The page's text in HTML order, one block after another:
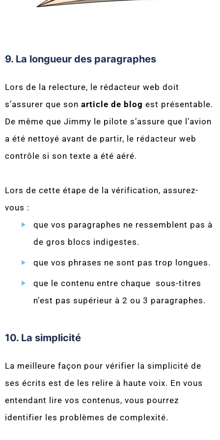
9. La longueur des paragraphes
Lors de la relecture, le rédacteur web doit
s’assurer que son article de blog est présentable.
De même que Jimmy le pilote s’assure que l’avion
a été nettoyé avant de partir, le rédacteur web
contrôle si son texte a été aéré.
Lors de cette étape de la vérification, assurez-
vous :
que vos paragraphes ne ressemblent pas à
de gros blocs indigestes.
que vos phrases ne sont pas trop longues.
que le contenu entre chaque sous-titres
n’est pas supérieur à 2 ou 3 paragraphes.
10. La simplicité
La meilleure façon pour vérifier la simplicité de
ses écrits est de les relire à haute voix. En vous
entendant lire vos contenus, vous pourrez
identifier les problèmes de complexité.